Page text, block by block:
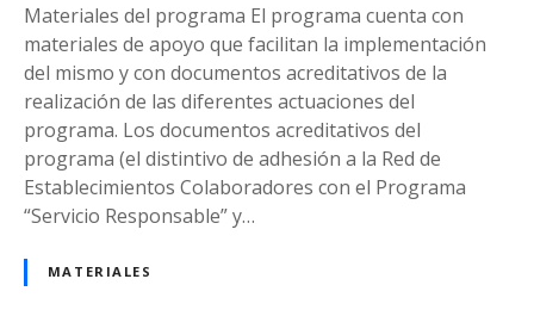
Materiales del programa El programa cuenta con
materiales de apoyo que facilitan la implementación
del mismo y con documentos acreditativos de la
realización de las diferentes actuaciones del
programa. Los documentos acreditativos del
programa (el distintivo de adhesión a la Red de
Establecimientos Colaboradores con el Programa
“Servicio Responsable” y…
MATERIALES